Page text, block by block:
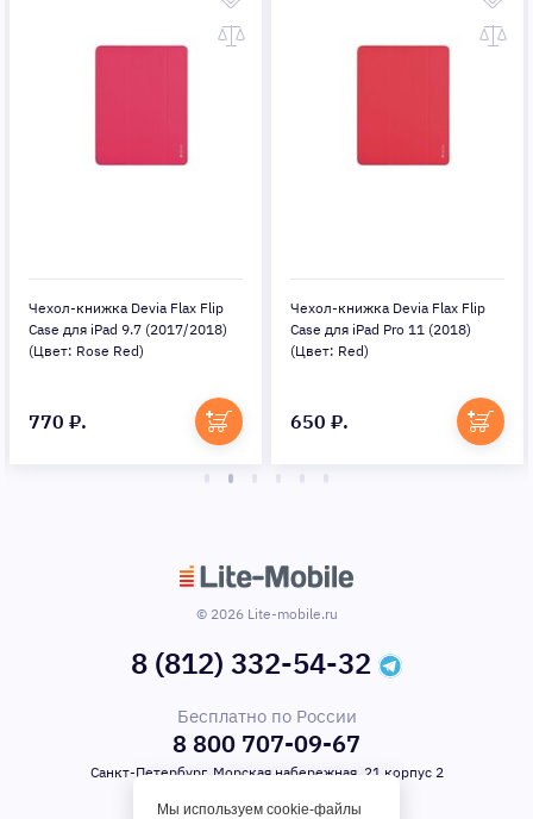
Чехол-книжка Devia Flax Flip
Case для iPad 9.7 (2017/2018)
(Цвет: Rose Red)
770 ₽.
Чехол-книжка Devia Flax Flip
Case для iPad Pro 11 (2018)
(Цвет: Red)
650 ₽.
© 2026 Lite-mobile.ru
8 (812) 332-54-32
Бесплатно по России
8 800 707-09-67
Санкт-Петербург, Морская набережная, 21 корпус 2
Мы используем cookie-файлы